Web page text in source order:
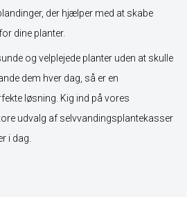
der hjælper med at skabe
dine planter.
og velplejede planter uden at skulle
dem hver dag, så er en
løsning. Kig ind på vores
udvalg af selvvandingsplantekasser
i dag.